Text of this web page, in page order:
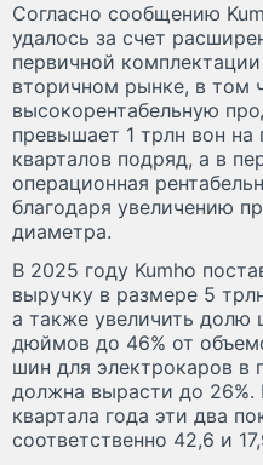
Согласно сообщению
удалось за счет
первичной
вторичном рынке, в том
высокорентабельную
превышает 1 трлн вон
кварталов подряд, а в
операционная
благодаря увеличению
диаметра.
В 2025 году Kumho
выручку в размере 5
а также увеличить долю
дюймов до 46% от
шин для электрокаров в
должна вырасти до 26%.
квартала года эти два
соответственно 42,6 и